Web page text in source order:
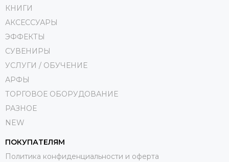
КНИГИ
АКСЕССУАРЫ
ЭФФЕКТЫ
СУВЕНИРЫ
УСЛУГИ / ОБУЧЕНИЕ
АРФЫ
ТОРГОВОЕ ОБОРУДОВАНИЕ
РАЗНОЕ
NEW
ПОКУПАТЕЛЯМ
Политика конфиденциальности и оферта